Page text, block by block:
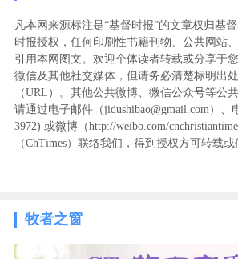
凡本网来源标注是“基督时报”的文章权归基
时报授权，任何印刷性书籍刊物、公共网站
引用本网图文。欢迎个体读者转载或分享于
微信及其他社交媒体，但请务必清楚标明出
（URL）。其他公共微博、微信公众号等公
请通过电子邮件（jidushibao@gmail.com）、
3972) ‬或微博（http://weibo.com/
（ChTimes）联络我们，得到授权方可转载或
牧者之窗